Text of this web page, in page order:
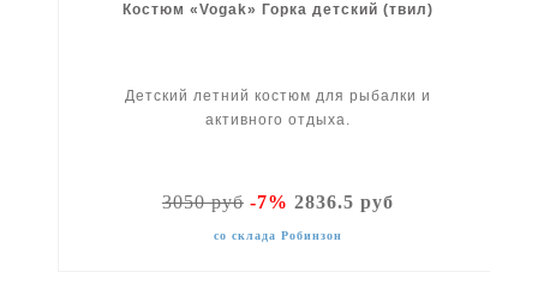
Костюм «Vogak» Горка детский (твил)
Детский летний костюм для рыбалки и
активного отдыха.
3050 руб-7% 2836.5 руб
со склада Робинзон